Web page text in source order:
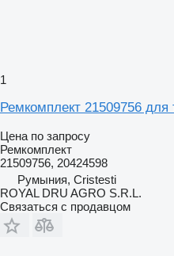
1
Ремкомплект 21509756 для
Цена по запросу
Ремкомплект
21509756, 20424598
Румыния, Cristesti
ROYAL DRU AGRO S.R.L.
Связаться с продавцом